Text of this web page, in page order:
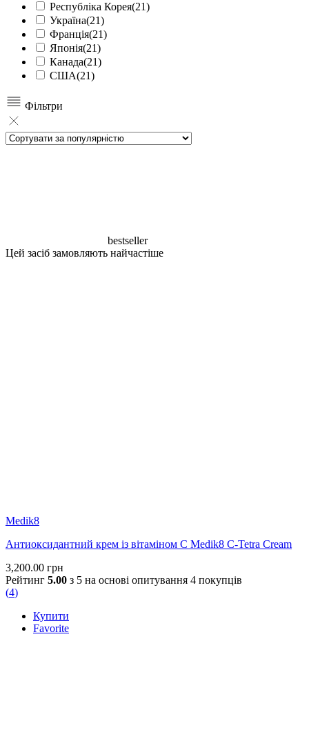
Республіка Корея(21)
Україна(21)
Франція(21)
Японія(21)
Канада(21)
США(21)
Фільтри
bestseller
Цей засіб замовляють найчастіше
Medik8
Антиоксидантний крем із вітаміном С Medik8 C-Tetra Cream
3,200.00 грн
Рейтинг 5.00 з 5 на основі опитування 4 покупців
(4)
Купити
Favorite